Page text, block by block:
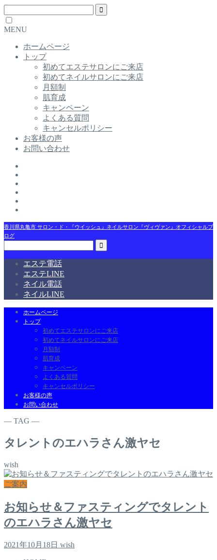
MENU
ホームページ
トップ
初めてエステサロンにご来店
初めてネイルサロンにご来店
月額制
肌育成
キャンペーン
よくある質問
キャンセルポリシー
お客様の声
お問い合わせ
香川県丸亀市 サロン・ド・『ウイッシュ』ネイルサロン『ヴィヴァン』オフィシャルブ
ログ
エステ電話
エステLINE
ネイル電話
ネイルLINE
ホームページ
トップ
初めてエステサロンにご来店
初めてネイルサロンにご来店
月額制
肌育成
キャンペーン
よくある質問
キャンセルポリシー
お客様の声
お問い合わせ
― TAG ―
タレントのエハラさん激ヤセ
wish
ご案内
お知らせ＆ファスティングでタレント
のエハラさん激ヤセ
2021年10月18日 wish